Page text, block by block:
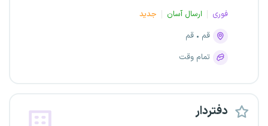
فوری ارسال آسان
جدید
قم
قم
تمام وقت
دفتردار